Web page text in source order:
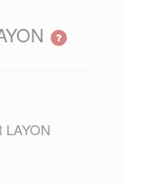
LAYON